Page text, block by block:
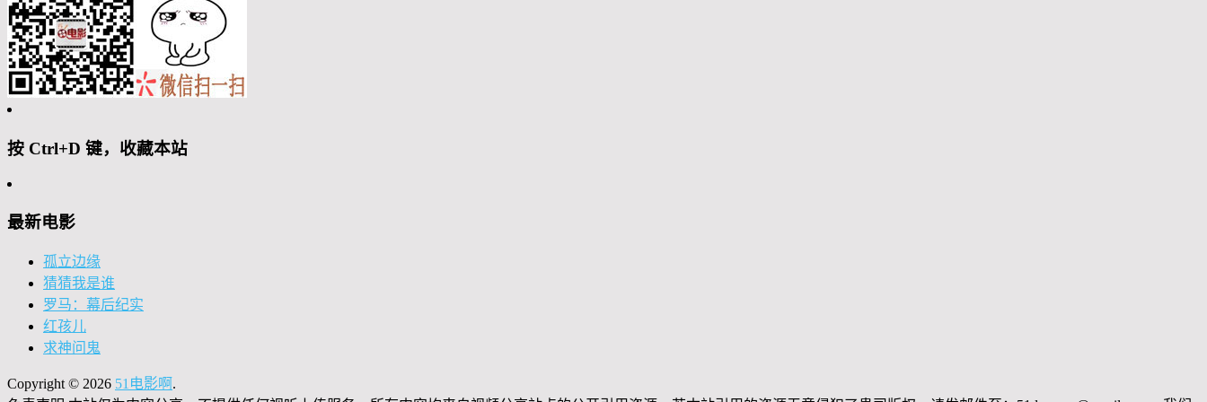
按 Ctrl+D 键，收藏本站
最新电影
孤立边缘
猜猜我是谁
罗马：幕后纪实
红孩儿
求神问鬼
Copyright © 2026 51电影啊 .